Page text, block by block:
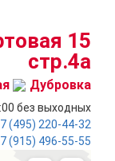
15
стр.4a
Дубровка
без выходных
(495) 220-44-32
(915) 496-55-55